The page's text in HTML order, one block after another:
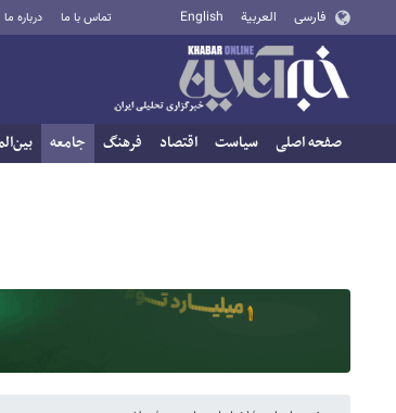
فارسی العربية English تماس با ما درباره ما
صفحه اصلی سیاست اقتصاد فرهنگ جامعه